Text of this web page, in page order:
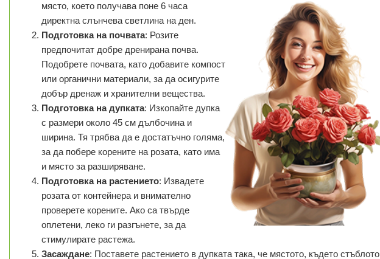
място, което получава поне 6 часа
директна слънчева светлина на ден.
Подготовка на почвата: Розите
предпочитат добре дренирана почва.
Подобрете почвата, като добавите компост
или органични материали, за да осигурите
добър дренаж и хранителни вещества.
Подготовка на дупката: Изкопайте дупка
с размери около 45 см дълбочина и
ширина. Тя трябва да е достатъчно голяма,
за да побере корените на розата, като има
и място за разширяване.
Подготовка на растението: Извадете
розата от контейнера и внимателно
проверете корените. Ако са твърде
оплетени, леко ги разгънете, за да
стимулирате растежа.
Засаждане: Поставете растението в дупката така, че мястото, където стъблото